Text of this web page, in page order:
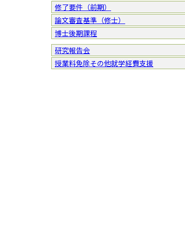
修了要件（前期）
論文審査基準（修士）
博士後期課程
研究報告会
授業料免除その他就学経費支援